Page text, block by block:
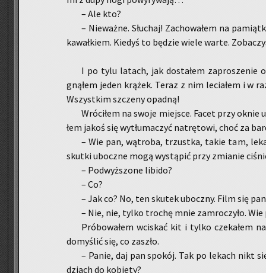
– Ale kto?
– Nie­waż­ne. Słu­chaj! Za­cho­wa­łem na
ka­wał­kiem. Kie­dyś to bę­dzie wiele warte.
I po tylu la­tach, jak do­sta­łem za­pro­sze­nie
gną­łem jeden krą­żek. Teraz z nim le­cia­łem i w
Wszyst­kim szcze­ny opad­ną!
Wró­ci­łem na swoje miej­sce. Facet przy
łem jakoś się wy­tłu­ma­czyć na­trę­to­wi, choć za
– Wie pan, wą­tro­ba, trzust­ka, takie tam,
skut­ki ubocz­ne mogą wy­stą­pić przy zmia­nie
– Pod­wyż­szo­ne li­bi­do?
– Co?
– Jak co? No, ten sku­tek ubocz­ny. Film się
– Nie, nie, tylko tro­chę mnie za­mro­czy­ło.
Pró­bo­wa­łem wci­skać kit i tylko cze­ka­łem
do­my­ślić się, co za­szło.
– Panie, daj pan spo­kój. Tak po le­kach nikt
dziach do ko­bie­ty?